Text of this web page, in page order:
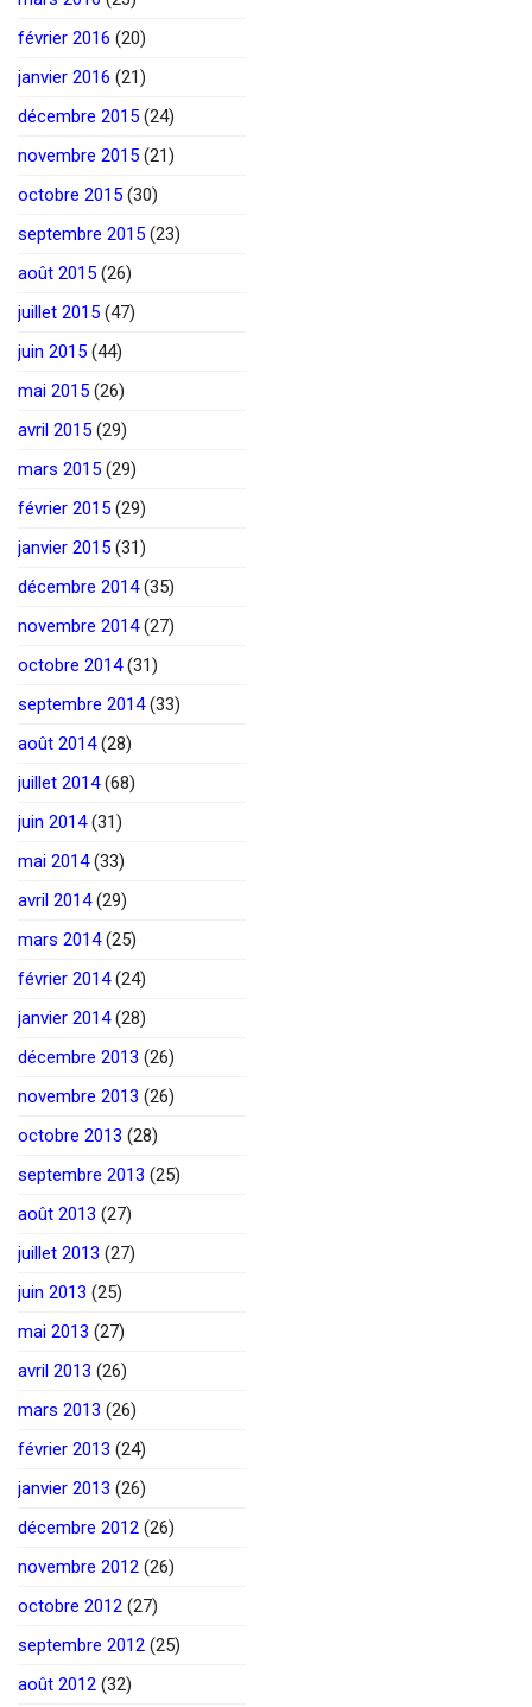
février 2016 (20)
janvier 2016 (21)
décembre 2015 (24)
novembre 2015 (21)
octobre 2015 (30)
septembre 2015 (23)
août 2015 (26)
juillet 2015 (47)
juin 2015 (44)
mai 2015 (26)
avril 2015 (29)
mars 2015 (29)
février 2015 (29)
janvier 2015 (31)
décembre 2014(35)
novembre 2014(27)
octobre 2014(31)
septembre 2014(33)
août 2014(28)
juillet 2014(68)
juin 2014(31)
mai 2014(33)
avril 2014(29)
mars 2014(25)
février 2014(24)
janvier 2014(28)
décembre 2013 (26)
novembre 2013 (26)
octobre 2013 (28)
septembre 2013 (25)
août 2013 (27)
juillet 2013 (27)
juin 2013 (25)
mai 2013 (27)
avril 2013 (26)
mars 2013 (26)
février 2013 (24)
janvier 2013 (26)
décembre 2012 (26)
novembre 2012 (26)
octobre 2012 (27)
septembre 2012 (25)
août 2012 (32)